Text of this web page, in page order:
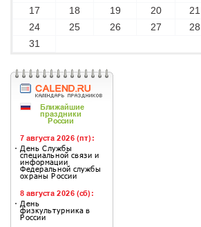
17
18 19 20 21
24
25 26 27 28
31